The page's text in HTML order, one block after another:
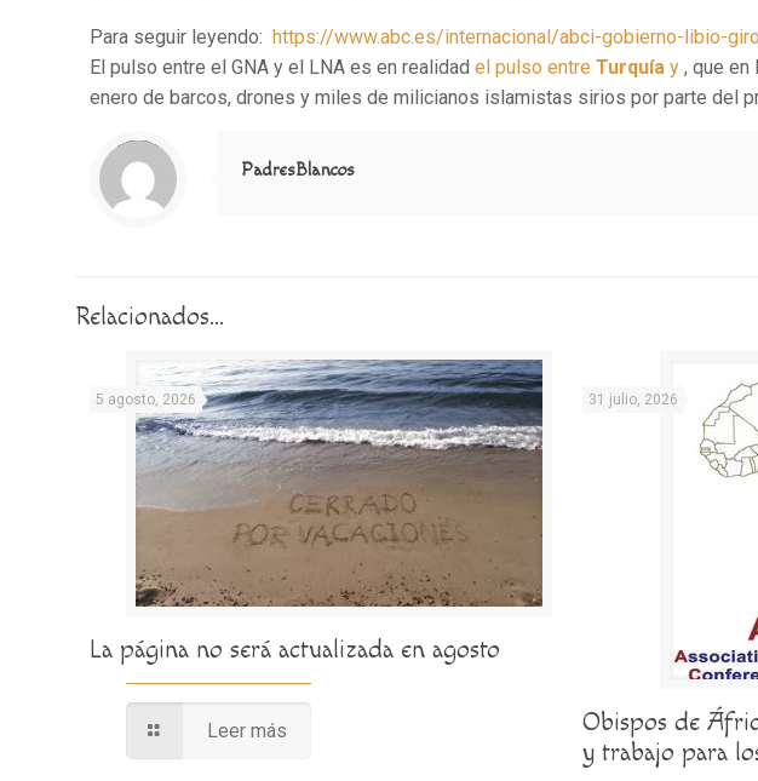
Para seguir leyendo:https://www.abc.es/internacional/abci-gobierno-libio-
El pulso entre el GNA y el LNA es en realidadel pulso entreTurquía y, que
enero de barcos, drones y miles de milicianos islamistas sirios por parte del
Notice
: Trying to access array offset on value of type null in
/home/misioner/public_html/padresblancos/themes/betheme/includes/content-single.php
on line
286
PadresBlancos
Relacionados...
5 agosto, 2026
La página no será actualizada en agosto
Leer más
31 julio, 2026
Obispos de
y trabajo para